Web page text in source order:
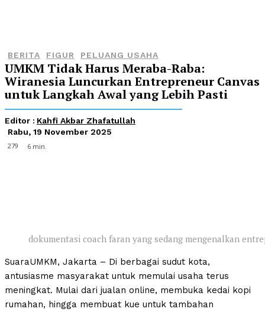
BERITA FIGUR PELUANG USAHA
UMKM Tidak Harus Meraba-Raba:
Wiranesia Luncurkan Entrepreneur Canvas
untuk Langkah Awal yang Lebih Pasti
Editor : Kahfi Akbar Zhafatullah
Rabu, 19 November 2025
279 6 min.
dokumentasi coach faran yang sedang mengenalkan
SuaraUMKM, Jakarta – Di berbagai sudut kota,
antusiasme masyarakat untuk memulai usaha terus
meningkat. Mulai dari jualan online, membuka kedai kopi
rumahan, hingga membuat kue untuk tambahan